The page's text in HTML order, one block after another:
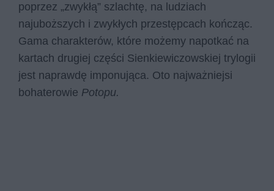
poprzez „zwykłą” szlachtę, na ludziach
najuboższych i zwykłych przestępcach kończąc.
Gama charakterów, które możemy napotkać na
kartach drugiej części Sienkiewiczowskiej trylogii
jest naprawdę imponująca. Oto najważniejsi
bohaterowie Potopu.